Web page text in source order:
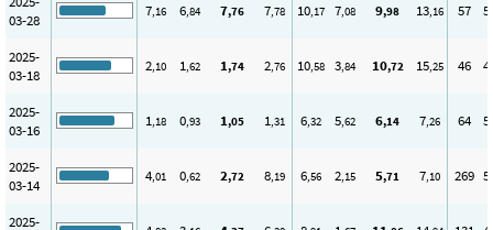
03-28
7,16 6,84 7,76 7,78 10,17 7,08 9,98 13,16 57
2025-
03-18
2,10 1,62 1,74 2,76 10,58 3,84 10,72 15,25 46
2025-
03-16
1,18 0,93 1,05 1,31 6,32 5,62 6,14 7,26 64
2025-
03-14
4,01 0,62 2,72 8,19 6,56 2,15 5,71 7,10 269
2025-